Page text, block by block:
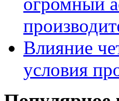
Влияние
условия